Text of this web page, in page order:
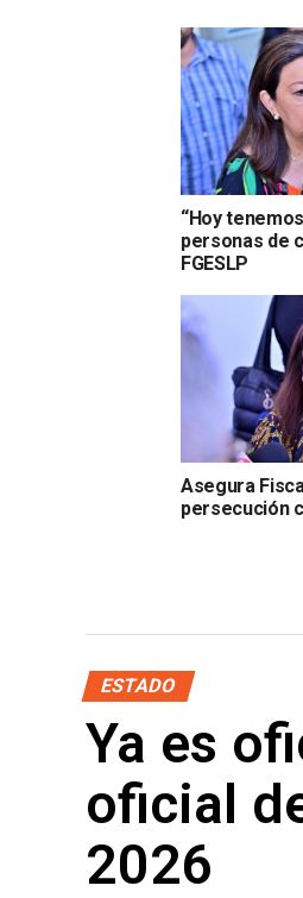
“Hoy
personas de
FGESLP
Asegura
persecución
ESTADO
Ya es
oficial
2026